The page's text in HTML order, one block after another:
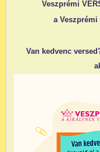
Veszprémi
a
Van kedvenc